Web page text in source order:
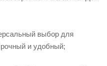
выбор для
и удобный;